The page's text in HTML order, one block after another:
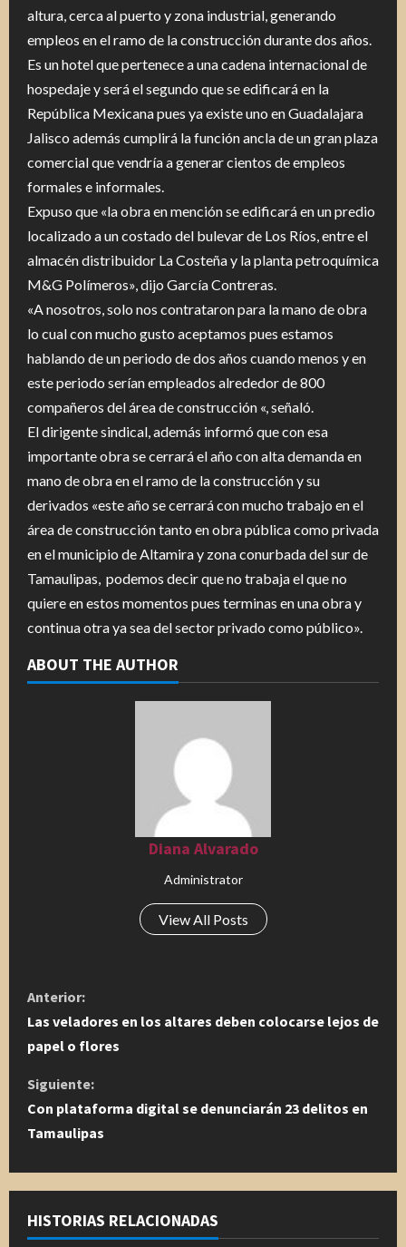
altura, cerca al puerto y zona industrial, generando
empleos en el ramo de la construcción durante dos años.
Es un hotel que pertenece a una cadena internacional de
hospedaje y será el segundo que se edificará en la
República Mexicana pues ya existe uno en Guadalajara
Jalisco además cumplirá la función ancla de un gran plaza
comercial que vendría a generar cientos de empleos
formales e informales.
Expuso que «la obra en mención se edificará en un predio
localizado a un costado del bulevar de Los Ríos, entre el
almacén distribuidor La Costeña y la planta petroquímica
M&G Polímeros», dijo García Contreras.
«A nosotros, solo nos contrataron para la mano de obra
lo cual con mucho gusto aceptamos pues estamos
hablando de un periodo de dos años cuando menos y en
este periodo serían empleados alrededor de 800
compañeros del área de construcción «, señaló.
El dirigente sindical, además informó que con esa
importante obra se cerrará el año con alta demanda en
mano de obra en el ramo de la construcción y su
derivados «este año se cerrará con mucho trabajo en el
área de construcción tanto en obra pública como privada
en el municipio de Altamira y zona conurbada del sur de
Tamaulipas, podemos decir que no trabaja el que no
quiere en estos momentos pues terminas en una obra y
continua otra ya sea del sector privado como público».
ABOUT THE AUTHOR
Diana Alvarado
Administrator
View All Posts
S
i
g
u
e
l
e
Anterior:
Las veladores en los altares deben colocarse lejos de
papel o flores
Siguiente:
Con plataforma digital se denunciarán 23 delitos en
Tamaulipas
HISTORIAS RELACIONADAS